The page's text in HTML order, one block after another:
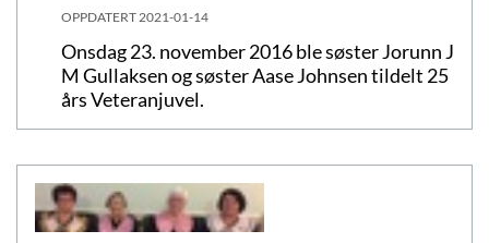
OPPDATERT 2021-01-14
Onsdag 23. november 2016 ble søster Jorunn J
M Gullaksen og søster Aase Johnsen tildelt 25
års Veteranjuvel.